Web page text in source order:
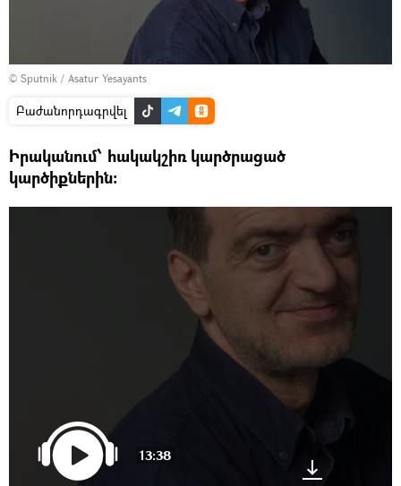
© Sputnik / Asatur Yesayants
Բաժանորդագրվել
Իրականում՝ հակակշիռ կարծրացած
կարծիքներին:
13:38